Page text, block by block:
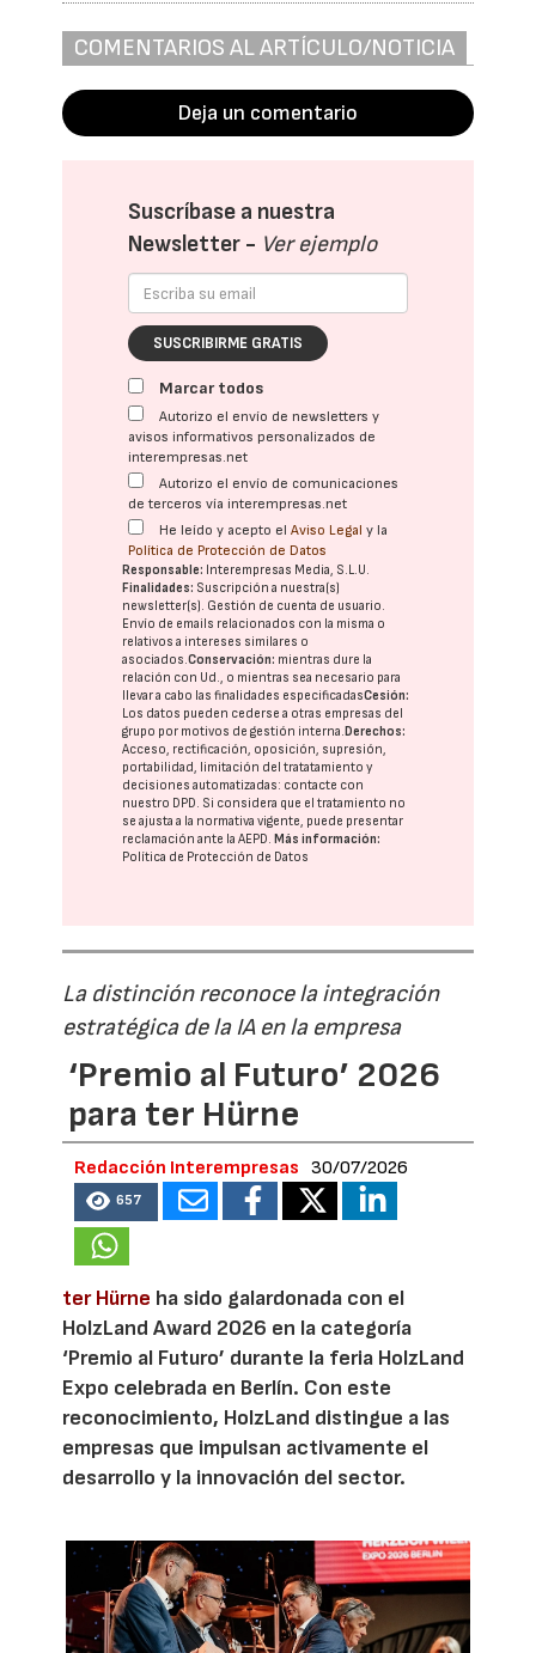
COMENTARIOS AL ARTÍCULO/NOTICIA
Deja un comentario
Suscríbase a nuestra
Newsletter - Ver ejemplo
SUSCRIBIRME GRATIS
Marcar todos
Autorizo el envío de newsletters y
avisos informativos personalizados de
interempresas.net
Autorizo el envío de comunicaciones
de terceros vía interempresas.net
He leído y acepto elAviso Legal y la
Política de Protección de Datos
Responsable: Interempresas Media, S.L.U.
Finalidades: Suscripción a nuestra(s)
newsletter(s). Gestión de cuenta de usuario.
Envío de emails relacionados con la misma o
relativos a intereses similares o
asociados.Conservación: mientras dure la
relación con Ud., o mientras sea necesario para
llevar a cabo las finalidades especificadasCesión:
Los datos pueden cederse a otras empresas del
grupo por motivos de gestión interna. Derechos:
Acceso, rectificación, oposición, supresión,
portabilidad, limitación del tratatamiento y
decisiones automatizadas: contacte con
nuestro DPD. Si considera que el tratamiento no
se ajusta a la normativa vigente, puede presentar
reclamación ante laAEPD. Más información:
Política de Protección de Datos
La distinción reconoce la integración
estratégica de la IA en la empresa
‘Premio al Futuro’ 2026
para ter Hürne
Redacción Interempresas 30/07/2026
657
ter Hürne ha sido galardonada con el
HolzLand Award 2026 en la categoría
‘Premio al Futuro’ durante la feria HolzLand
Expo celebrada en Berlín. Con este
reconocimiento, HolzLand distingue a las
empresas que impulsan activamente el
desarrollo y la innovación del sector.